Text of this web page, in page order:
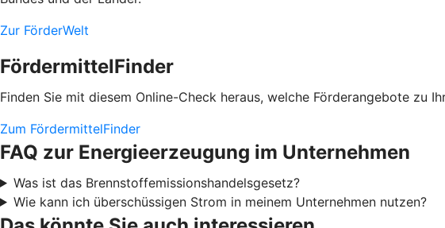
Zur FörderWelt
FördermittelFinder
Finden Sie mit diesem Online-Check heraus, welche Förderangebote zu
Zum FördermittelFinder
FAQ zur Energieerzeugung im Unternehmen
Was ist das Brennstoffemissionshandelsgesetz?
Wie kann ich überschüssigen Strom in meinem Unternehmen nutzen?